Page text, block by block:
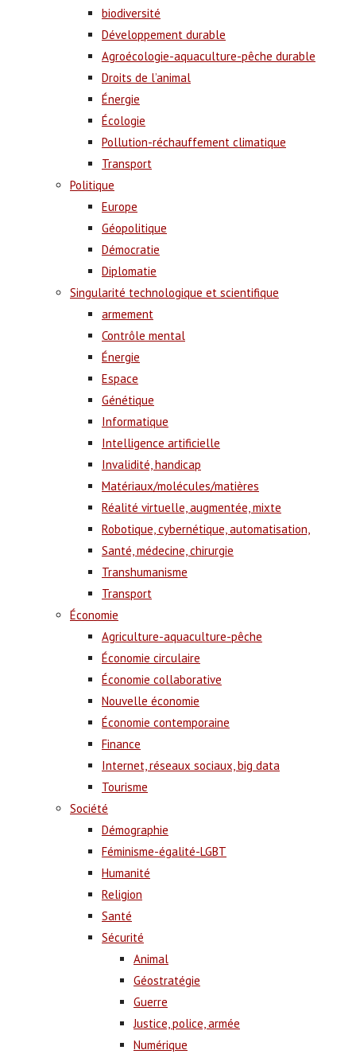
biodiversité
Développement durable
Agroécologie-aquaculture-pêche durable
Droits de l’animal
Énergie
Écologie
Pollution-réchauffement climatique
Transport
Politique
Europe
Géopolitique
Démocratie
Diplomatie
Singularité technologique et scientifique
armement
Contrôle mental
Énergie
Espace
Génétique
Informatique
Intelligence artificielle
Invalidité, handicap
Matériaux/molécules/matières
Réalité virtuelle, augmentée, mixte
Robotique, cybernétique, automatisation,
Santé, médecine, chirurgie
Transhumanisme
Transport
Économie
Agriculture-aquaculture-pêche
Économie circulaire
Économie collaborative
Nouvelle économie
Économie contemporaine
Finance
Internet, réseaux sociaux, big data
Tourisme
Société
Démographie
Féminisme-égalité-LGBT
Humanité
Religion
Santé
Sécurité
Animal
Géostratégie
Guerre
Justice, police, armée
Numérique